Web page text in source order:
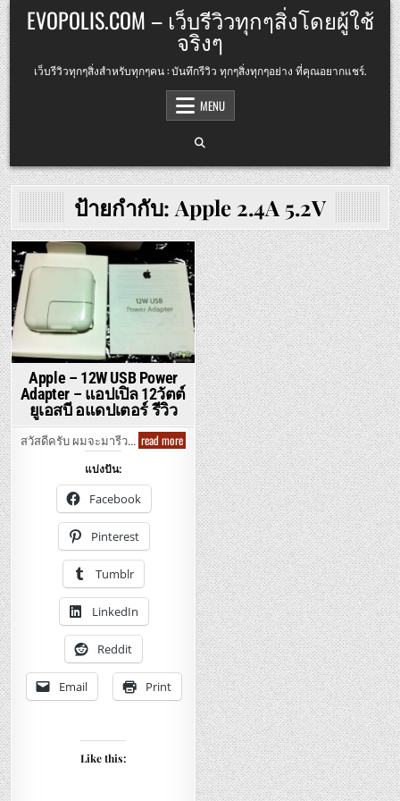
Skip
to
content
EVOPOLIS.COM – เว็บรีวิวทุกๆสิ่งโดยผู้ใช้
จริงๆ
เว็บรีวิวทุกๆสิ่งสำหรับทุกๆคน : บันทึกรีวิว ทุกๆสิ่งทุกๆอย่าง ที่คุณอยากแชร์.
MENU
ป้ายกำกับ: Apple 2.4A 5.2V
Posted
Apple – 12W USB Power
Adapter – แอปเปิล 12วัตต์
ยูเอสบี อแดปเตอร์ รีวิว
สวัสดีครับ ผมจะมารีว… read moreApple
–
12W
USB
Power
Adapter
แอปเปิล
12วัตต์
อแดปเตอร์
รีวิว
แบ่งปัน:
Facebook
Pinterest
Tumblr
LinkedIn
Reddit
Email Print
Like this: